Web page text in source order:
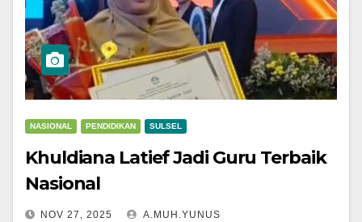
NASIONAL PENDIDIKAN SULSEL
Khuldiana Latief Jadi Guru Terbaik
Nasional
NOV 27, 2025 A.MUH.YUNUS